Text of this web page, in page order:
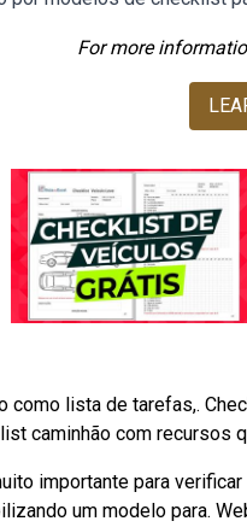
For more
como lista de tarefas,.
caminhão com recursos
importante para
um modelo para.